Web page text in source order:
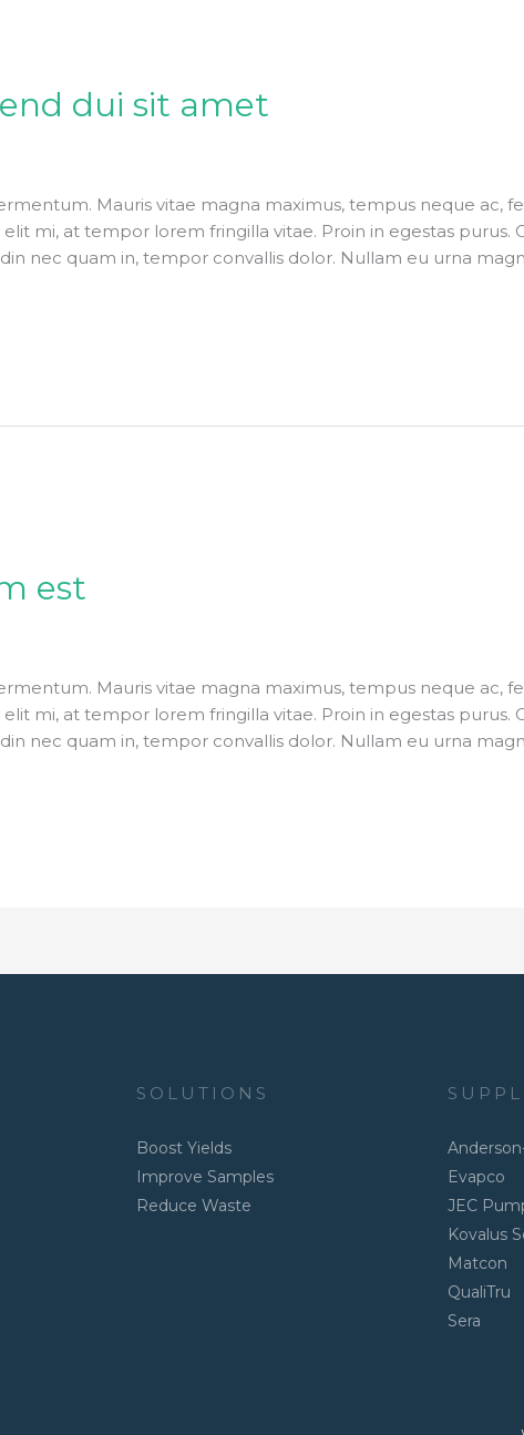
dui sit amet
Mauris vitae magna maximus, tempus neque ac,
mi, at tempor lorem fringilla vitae. Proin in egestas purus.
nec quam in, tempor convallis dolor. Nullam eu urna
est
Mauris vitae magna maximus, tempus neque ac,
mi, at tempor lorem fringilla vitae. Proin in egestas purus.
nec quam in, tempor convallis dolor. Nullam eu urna
SOLUTIONS
Boost Yields
Improve Samples
Reduce Waste
Evapco
JEC
Kovalus
Matcon
QualiTru
Sera